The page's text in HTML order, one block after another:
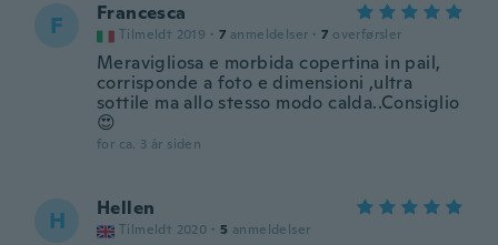
F Francesca
Tilmeldt 2019 · 7 anmeldelser · 7 overførsler
Meravigliosa e morbida copertina in pail,
corrisponde a foto e dimensioni ,ultra
sottile ma allo stesso modo calda..Consiglio
😍
for ca. 3 år siden
H Hellen
Tilmeldt 2020 · 5 anmeldelser